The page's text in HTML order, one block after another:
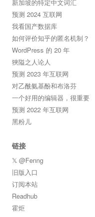
新加坡的特定中文词汇
预测 2024 互联网
我看国产数据库
如何评价知乎的匿名机制？
WordPress 的 20 年
狹隘之人论人
预测 2023 年互联网
对乙酰氨基酚和布洛芬
一个好用的编辑器，很重要
预测 2022 年互联网
黑粉儿
链接
𝕏 @Fenng
旧版入口
订阅本站
Readhub
霍炬